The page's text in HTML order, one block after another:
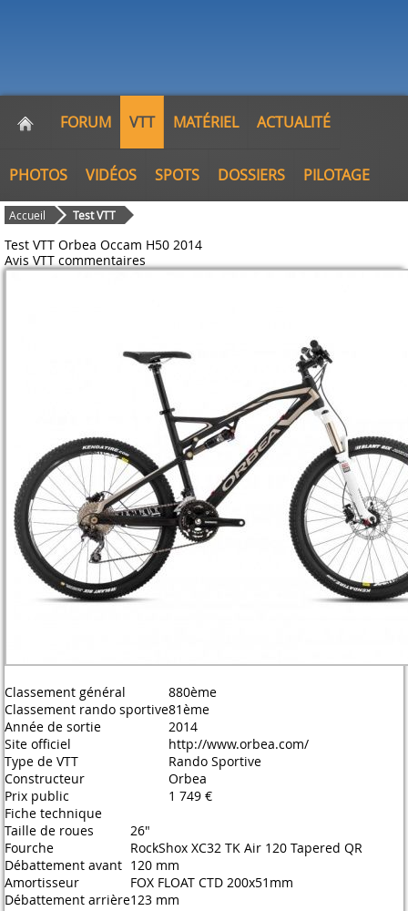
FORUM VTT MATÉRIEL ACTUALITÉ
PHOTOS VIDÉOS SPOTS DOSSIERS PILOTAGE
Accueil Test VTT
Test VTT Orbea Occam H50 2014
Avis VTT commentaires
Classement général
880ème
Classement rando sportive81ème
Année de sortie
2014
Site officiel
http://www.orbea.com/
Type de VTT
Rando Sportive
Constructeur
Orbea
Prix public
1 749 €
Fiche technique
Taille de roues
26"
Fourche
RockShox XC32 TK Air 120 Tapered QR
Débattement avant 120 mm
Amortisseur
FOX FLOAT CTD 200x51mm
Débattement arrière123 mm